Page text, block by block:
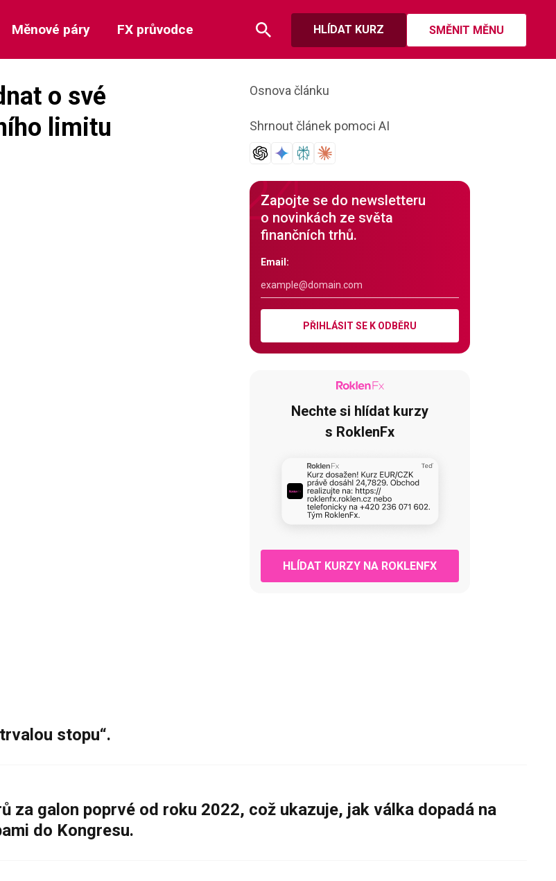
HLÍDAT KURZ SMĚNIT MĚNU
Měnové páry FX průvodce
o své
limitu
Osnova článku
Shrnout článek pomoci AI
Zapojte se do newsletteru
o novinkách ze světa
finančních trhů.
Email:
PŘIHLÁSIT SE K ODBĚRU
Nechte si hlídat kurzy
s RoklenFx
HLÍDAT KURZY NA ROKLENFX
stopu“.
za galon poprvé od roku 2022, což ukazuje, jak válka dopadá na
do Kongresu.